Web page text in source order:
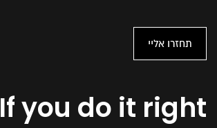
If you do it right